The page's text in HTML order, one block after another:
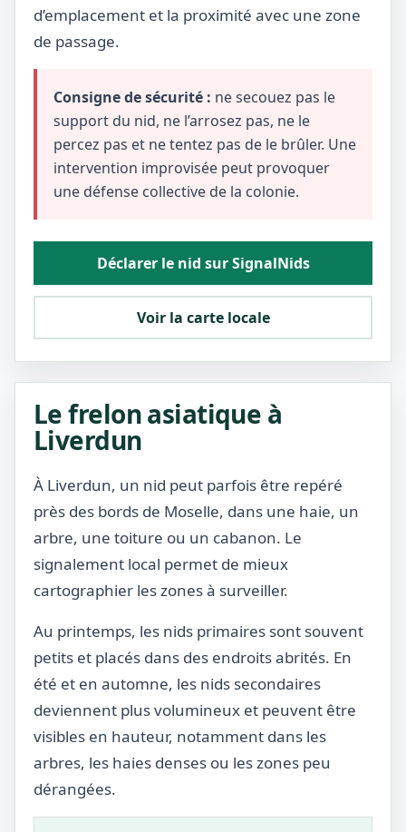
d’emplacement et la proximité avec une zone
de passage.
Consigne de sécurité : ne secouez pas le
support du nid, ne l’arrosez pas, ne le
percez pas et ne tentez pas de le brûler. Une
intervention improvisée peut provoquer
une défense collective de la colonie.
Déclarer le nid sur SignalNids
Voir la carte locale
Le frelon asiatique à
Liverdun
À Liverdun, un nid peut parfois être repéré
près des bords de Moselle, dans une haie, un
arbre, une toiture ou un cabanon. Le
signalement local permet de mieux
cartographier les zones à surveiller.
Au printemps, les nids primaires sont souvent
petits et placés dans des endroits abrités. En
été et en automne, les nids secondaires
deviennent plus volumineux et peuvent être
visibles en hauteur, notamment dans les
arbres, les haies denses ou les zones peu
dérangées.